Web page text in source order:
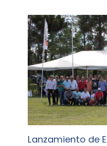
Lanzamiento de